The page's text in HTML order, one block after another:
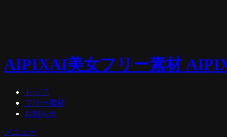
AIPIXAI美女フリー素材
トップ
フリー素材
お知らせ
メニュー